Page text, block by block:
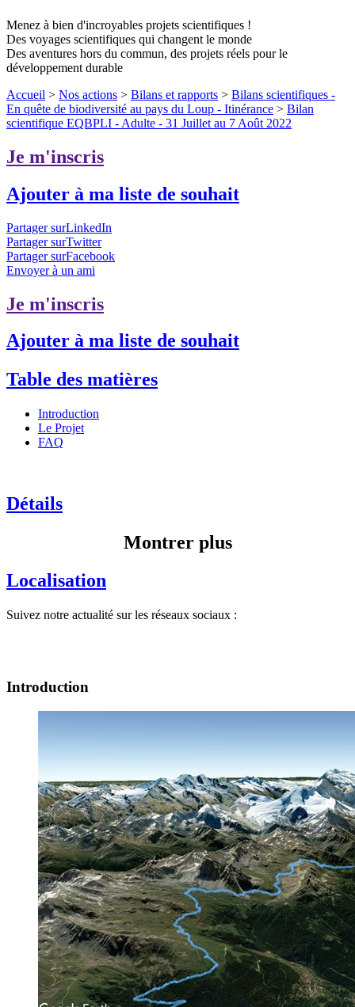
Menez à bien d'incroyables projets scientifiques !
Des voyages scientifiques qui changent le monde
Des aventures hors du commun, des projets réels pour le
développement durable
Accueil > Nos actions > Bilans et rapports > Bilans scientifiques -
En quête de biodiversité au pays du Loup - Itinérance > Bilan
scientifique EQBPLI - Adulte - 31 Juillet au 7 Août 2022
Je m'inscris
Ajouter à ma liste de souhait
Partager surLinkedIn
Partager surTwitter
Partager surFacebook
Envoyer à un ami
Je m'inscris
Ajouter à ma liste de souhait
Table des matières
Introduction
Le Projet
FAQ
Détails
Montrer plus
Localisation
Suivez notre actualité sur les réseaux sociaux :
Introduction